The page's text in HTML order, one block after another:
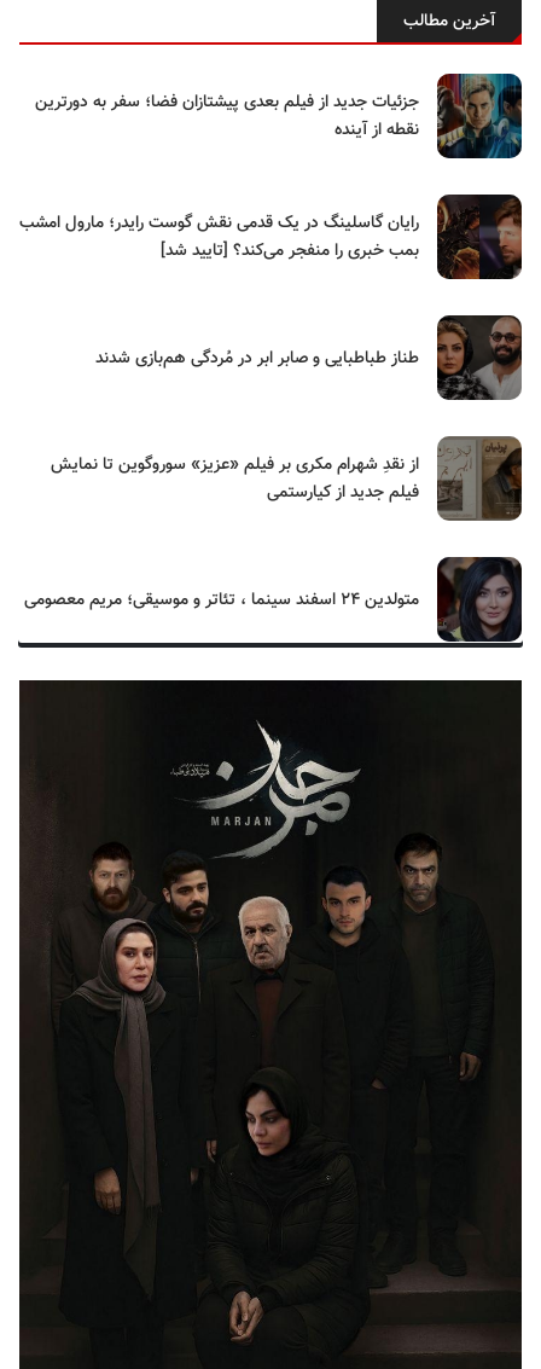
آخرین مطالب
جزئیات جدید از فیلم بعدی پیشتازان فضا؛ سفر به دورترین
نقطه از آینده
رایان گاسلینگ در یک قدمی نقش گوست رایدر؛ مارول امشب
بمب خبری را منفجر می‌کند؟ [تایید شد]
طناز طباطبایی و صابر ابر در مُردگی هم‌بازی شدند
از نقدِ شهرام مکری بر فیلم «عزیز» سوروگوین تا نمایش
فیلم جدید از کیارستمی
متولدین ۲۴ اسفند سینما ، تئاتر و موسیقی؛ مریم معصومی